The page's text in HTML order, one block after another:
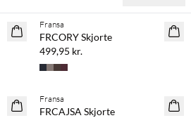
NYHED
Fransa
FRCORY Skjorte
499,95 kr.
NYHED
Fransa
FRCAJSA Skjorte